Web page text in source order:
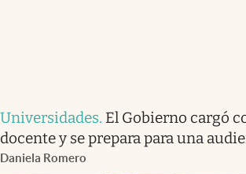
Universidades. El Gobierno cargó
docente y se prepara para una
Daniela Romero